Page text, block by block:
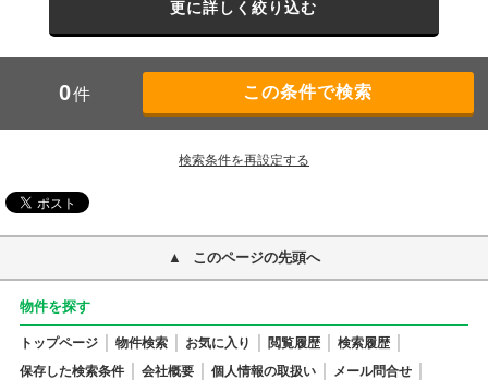
更に詳しく絞り込む
0件
検索条件を再設定する
このページの先頭へ
物件を探す
トップページ 物件検索 お気に入り 閲覧履歴
検索履歴
保存した検索条件
会社概要 個人情報の取扱い
メール問合せ